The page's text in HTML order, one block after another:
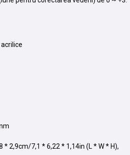
* 2,9cm/7,1 * 6,22 * 1,14in (L * W * H),